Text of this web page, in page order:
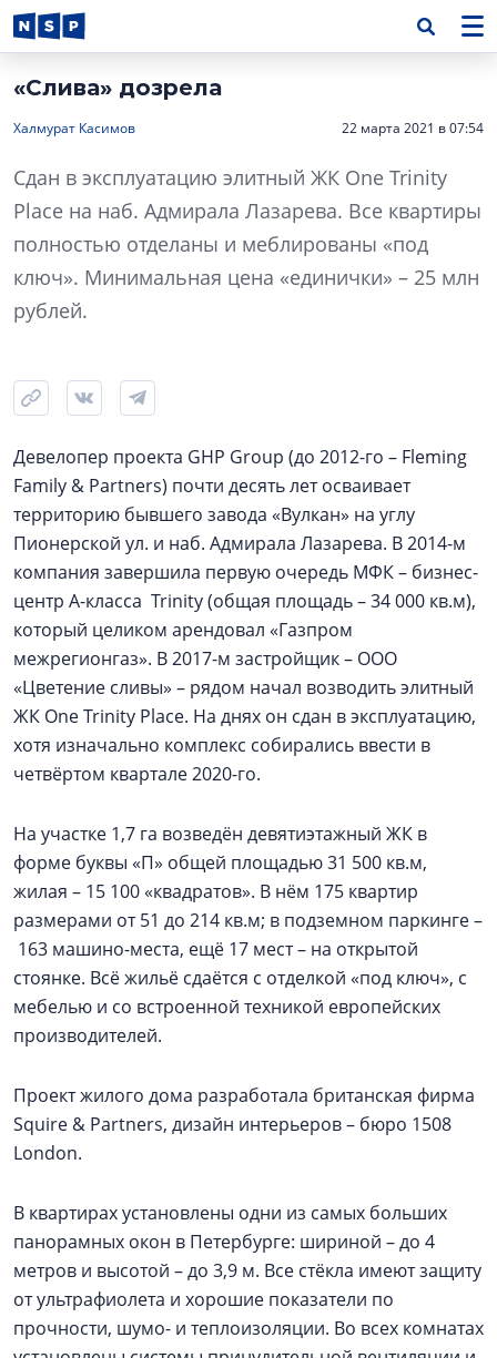
«Слива» дозрела
Халмурат Касимов 22 марта 2021 в 07:54
Сдан в эксплуатацию элитный ЖК One Trinity
Place на наб. Адмирала Лазарева. Все квартиры
полностью отделаны и меблированы «под
ключ». Минимальная цена «единички» – 25 млн
рублей.
Девелопер проекта GHP Group (до 2012-го – Fleming
Family & Partners) почти десять лет осваивает
территорию бывшего завода «Вулкан» на углу
Пионерской ул. и наб. Адмирала Лазарева. В 2014-м
компания завершила первую очередь МФК – бизнес-
центр А-класса Trinity (общая площадь – 34 000 кв.м),
который целиком арендовал «Газпром
межрегионгаз». В 2017-м застройщик – ООО
«Цветение сливы» – рядом начал возводить элитный
ЖК One Trinity Place. На днях он сдан в эксплуатацию,
хотя изначально комплекс собирались ввести в
четвёртом квартале 2020-го.
На участке 1,7 га возведён девятиэтажный ЖК в
форме буквы «П» общей площадью 31 500 кв.м,
жилая – 15 100 «квадратов». В нём 175 квартир
размерами от 51 до 214 кв.м; в подземном паркинге –
163 машино-места, ещё 17 мест – на открытой
стоянке. Всё жильё сдаётся с отделкой «под ключ», с
мебелью и со встроенной техникой европейских
производителей.
Проект жилого дома разработала британская фирма
Squire & Partners, дизайн интерьеров – бюро 1508
London.
В квартирах установлены одни из самых больших
панорамных окон в Петербурге: шириной – до 4
метров и высотой – до 3,9 м. Все стёкла имеют защиту
от ультрафиолета и хорошие показатели по
прочности, шумо- и теплоизоляции. Во всех комнатах